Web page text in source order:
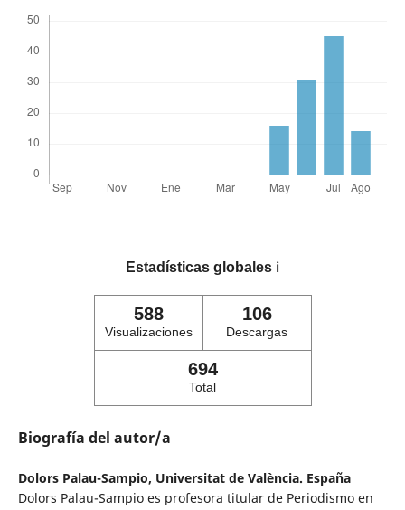
Estadísticas globales ℹ️
588
Visualizaciones
106
Descargas
694
Total
Biografía del autor/a
Dolors Palau-Sampio, Universitat de València. España
Dolors Palau-Sampio es profesora titular de Periodismo en